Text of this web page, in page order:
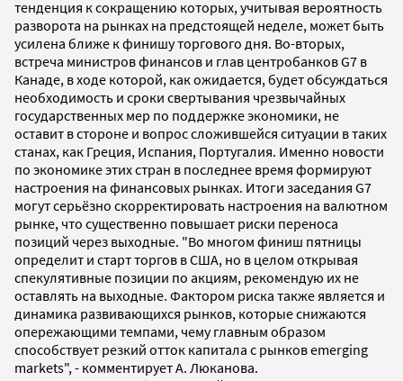
тенденция к сокращению которых, учитывая вероятность
разворота на рынках на предстоящей неделе, может быть
усилена ближе к финишу торгового дня. Во-вторых,
встреча министров финансов и глав центробанков G7 в
Канаде, в ходе которой, как ожидается, будет обсуждаться
необходимость и сроки свертывания чрезвычайных
государственных мер по поддержке экономики, не
оставит в стороне и вопрос сложившейся ситуации в таких
станах, как Греция, Испания, Португалия. Именно новости
по экономике этих стран в последнее время формируют
настроения на финансовых рынках. Итоги заседания G7
могут серьёзно скорректировать настроения на валютном
рынке, что существенно повышает риски переноса
позиций через выходные. "Во многом финиш пятницы
определит и старт торгов в США, но в целом открывая
спекулятивные позиции по акциям, рекомендую их не
оставлять на выходные. Фактором риска также является и
динамика развивающихся рынков, которые снижаются
опережающими темпами, чему главным образом
способствует резкий отток капитала с рынков emerging
markets", - комментирует А. Люканова.